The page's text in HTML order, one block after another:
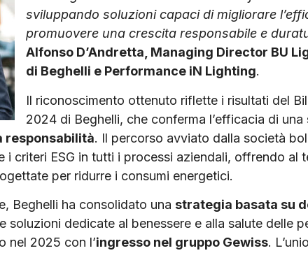
sviluppando soluzioni capaci di migliorare
promuovere una crescita responsabile e
Alfonso D’Andretta, Managing Director BU
di Beghelli e Performance iN Lighting.
Il riconoscimento ottenuto riflette i risultati del
2024 di Beghelli, che conferma l’efficacia di una
responsabilità. Il percorso avviato dalla società
i criteri ESG in tutti i processi aziendali, offrendo al
per ridurre i consumi energetici.
Beghelli ha consolidato una strategia basata su
soluzioni dedicate al benessere e alla salute delle
nel 2025 con l’ingresso nel gruppo Gewiss.